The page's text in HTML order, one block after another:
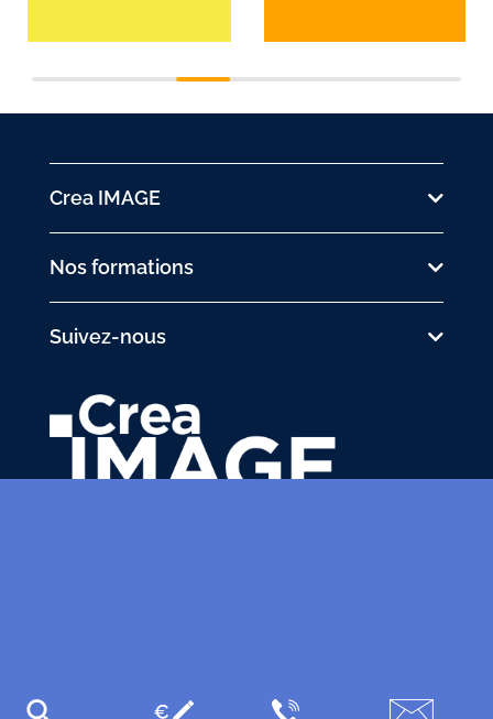
Crea IMAGE
Nos formations
Suivez-nous